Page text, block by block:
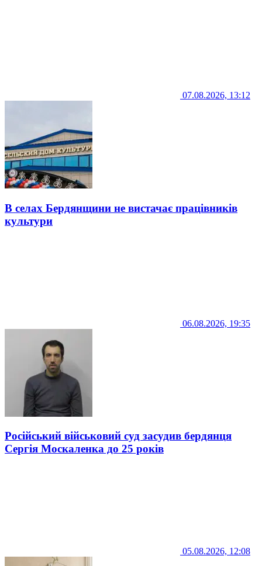
07.08.2026, 13:12
В селах Бердянщини не вистачає працівників
культури
06.08.2026, 19:35
Російський військовий суд засудив бердянця
Сергія Москаленка до 25 років
05.08.2026, 12:08